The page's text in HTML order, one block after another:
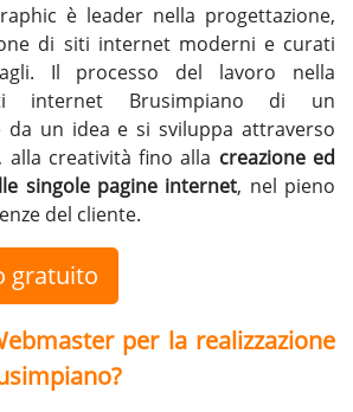
è leader nella progettazione,
di siti internet moderni e curati
Il processo del lavoro nella
internet Brusimpiano di un
da un idea e si sviluppa attraverso
alla creatività fino alla creazione ed
singole pagine internet, nel pieno
del cliente.
gratuito
per la realizzazione